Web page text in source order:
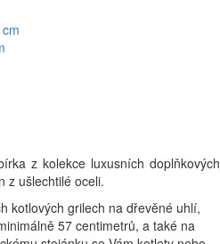
z kolekce luxusních doplňkových
z ušlechtilé oceli.
kotlových grilech na dřevěné uhlí,
57 centimetrů, a také na